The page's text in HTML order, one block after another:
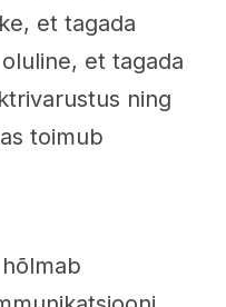
et tagada
et tagada
ning
toimub